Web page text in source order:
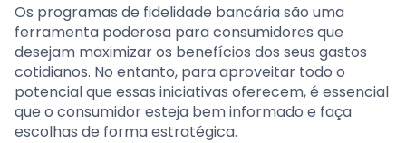
Os programas de fidelidade bancária são uma
ferramenta poderosa para consumidores que
desejam maximizar os benefícios dos seus gastos
cotidianos. No entanto, para aproveitar todo o
potencial que essas iniciativas oferecem, é essencial
que o consumidor esteja bem informado e faça
escolhas de forma estratégica.